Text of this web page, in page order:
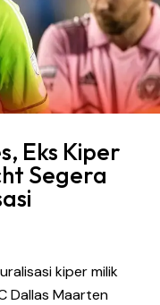
Eks Kiper
Segera
kiper milik
Dallas Maarten